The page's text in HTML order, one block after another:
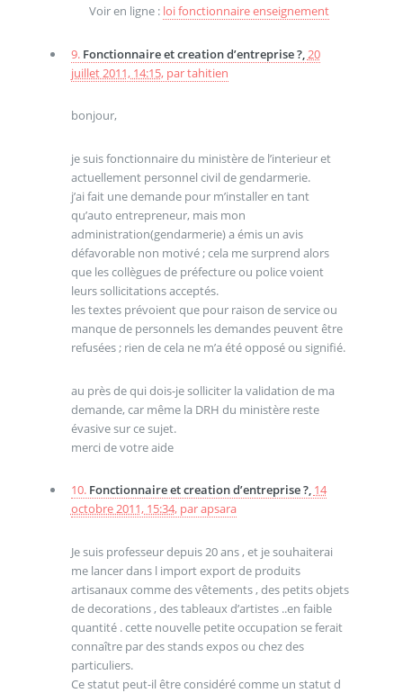
Voir en ligne : loi fonctionnaire enseignement
9. Fonctionnaire et creation d’entreprise ?,20
juillet 2011, 14:15, partahitien
bonjour,
je suis fonctionnaire du ministère de l’interieur et
actuellement personnel civil de gendarmerie.
j’ai fait une demande pour m’installer en tant
qu’auto entrepreneur, mais mon
administration(gendarmerie) a émis un avis
défavorable non motivé ; cela me surprend alors
que les collègues de préfecture ou police voient
leurs sollicitations acceptés.
les textes prévoient que pour raison de service ou
manque de personnels les demandes peuvent être
refusées ; rien de cela ne m’a été opposé ou signifié.
au près de qui dois-je solliciter la validation de ma
demande, car même la DRH du ministère reste
évasive sur ce sujet.
merci de votre aide
10. Fonctionnaire et creation d’entreprise ?, 14
octobre 2011, 15:34, parapsara
Je suis professeur depuis 20 ans , et je souhaiterai
me lancer dans l import export de produits
artisanaux comme des vêtements , des petits objets
de decorations , des tableaux d’artistes ..en faible
quantité . cette nouvelle petite occupation se ferait
connaître par des stands expos ou chez des
particuliers.
Ce statut peut-il être considéré comme un statut d